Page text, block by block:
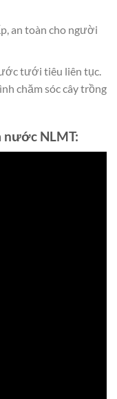
an toàn cho người
tưới tiêu liên tục.
chăm sóc cây trồng
nước NLMT: